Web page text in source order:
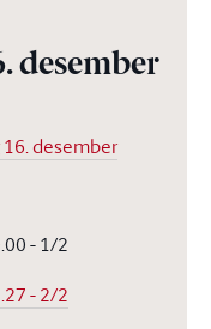
desember
desember
- 1/2
- 2/2